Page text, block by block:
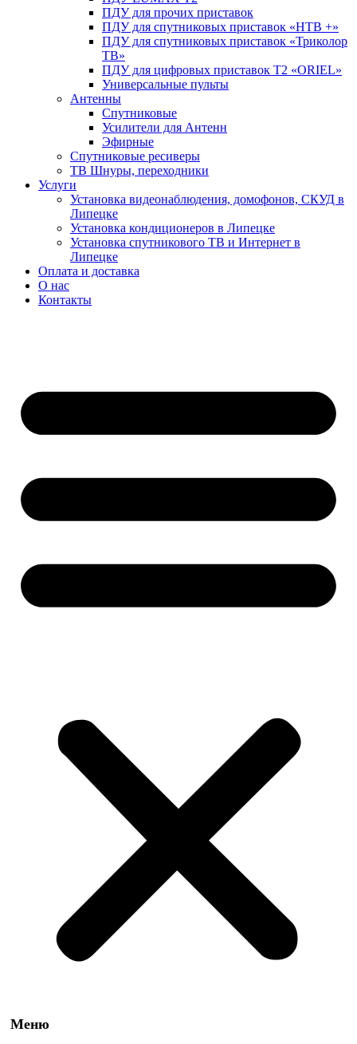
ПДУ для прочих приставок
ПДУ для спутниковых приставок «НТВ +»
ПДУ для спутниковых приставок «Триколор
ТВ»
ПДУ для цифровых приставок Т2 «ORIEL»
Универсальные пульты
Антенны
Спутниковые
Усилители для Антенн
Эфирные
Спутниковые ресиверы
ТВ Шнуры, переходники
Услуги
Установка видеонаблюдения, домофонов, СКУД в
Липецке
Установка кондиционеров в Липецке
Установка спутникового ТВ и Интернет в
Липецке
Оплата и доставка
О нас
Контакты